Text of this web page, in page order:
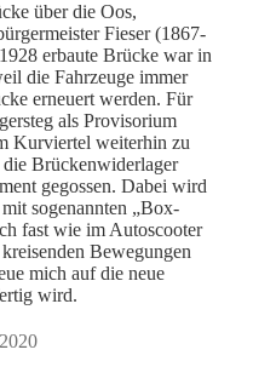
über die Oos,
Fieser (1867-
erbaute Brücke war in
die Fahrzeuge immer
erneuert werden. Für
als Provisorium
Kurviertel weiterhin zu
Brückenwiderlager
gegossen. Dabei wird
sogenannten „Box-
fast wie im Autoscooter
Bewegungen
mich auf die neue
wird.